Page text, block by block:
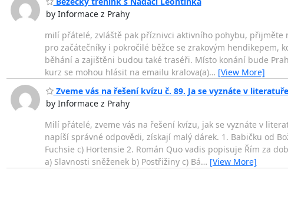
by Informace z Prahy
milí přátelé, zvláště pak příznivci aktivního pohybu, přijměte
pro začátečníky i pokročilé běžce se zrakovým
běhání a zajištěni budou také traséři. Místo konání bude
kurz se mohou hlásit na emailu kralova(a)… [View More]
Zveme vás na řešení kvízu č. 89. Ja se vyznáte v
by Informace z Prahy
Milí přátelé, zveme vás na řešení kvízu, jak se vyznáte v
napíší správné odpovědi, získají malý dárek. 1. Babičku od
Fuchsie c) Hortensie 2. Román Quo vadis popisuje Řím za
a) Slavnosti sněženek b) Postřižiny c) Bá… [View More]